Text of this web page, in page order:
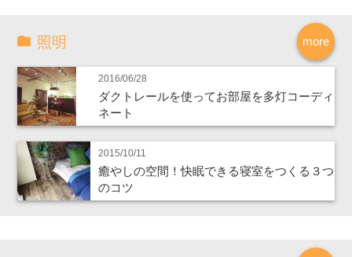
more
照明
2016/06/28
ダクトレールを使ってお部屋を多灯コーディ
ネート
2015/10/11
癒やしの空間！快眠できる寝室をつくる３つ
のコツ